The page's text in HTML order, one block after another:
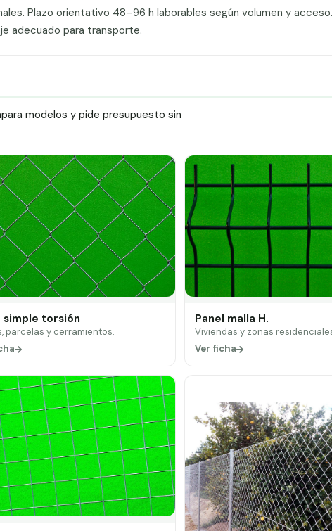
Plazo orientativo 48–96 h laborables según volumen y
adecuado para transporte.
modelos y pide presupuesto sin
simple torsión
parcelas y cerramientos.
Panel malla H.
Viviendas y zonas
Ver ficha